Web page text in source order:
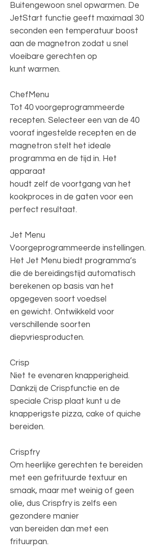
Buitengewoon snel opwarmen. De
JetStart functie geeft maximaal 30
seconden een temperatuur boost
aan de magnetron zodat u snel
vloeibare gerechten op
kunt warmen.
ChefMenu
Tot 40 voorgeprogrammeerde
recepten. Selecteer een van de 40
vooraf ingestelde recepten en de
magnetron stelt het ideale
programma en de tijd in. Het
apparaat
houdt zelf de voortgang van het
kookproces in de gaten voor een
perfect resultaat.
Jet Menu
Voorgeprogrammeerde instellingen.
Het Jet Menu biedt programma’s
die de bereidingstijd automatisch
berekenen op basis van het
opgegeven soort voedsel
en gewicht. Ontwikkeld voor
verschillende soorten
diepvriesproducten.
Crisp
Niet te evenaren knapperigheid.
Dankzij de Crispfunctie en de
speciale Crisp plaat kunt u de
knapperigste pizza, cake of quiche
bereiden.
Crispfry
Om heerlijke gerechten te bereiden
met een gefrituurde textuur en
smaak, maar met weinig of geen
olie, dus Crispfry is zelfs een
gezondere manier
van bereiden dan met een
frituurpan.